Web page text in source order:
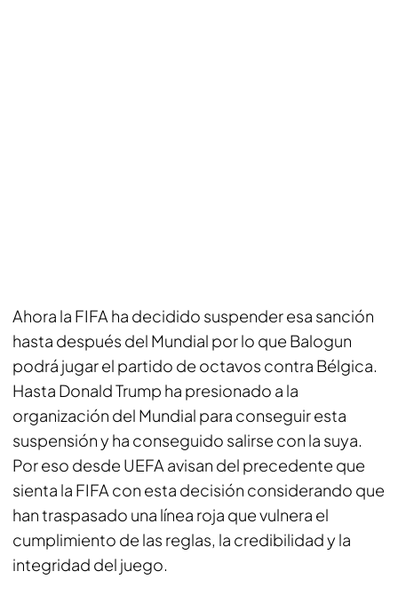
Ahora la FIFA ha decidido suspender esa sanción
hasta después del Mundial por lo que Balogun
podrá jugar el partido de octavos contra Bélgica.
Hasta Donald Trump ha presionado a la
organización del Mundial para conseguir esta
suspensión y ha conseguido salirse con la suya.
Por eso desde UEFA avisan del precedente que
sienta la FIFA con esta decisión considerando que
han traspasado una línea roja que vulnera el
cumplimiento de las reglas, la credibilidad y la
integridad del juego.